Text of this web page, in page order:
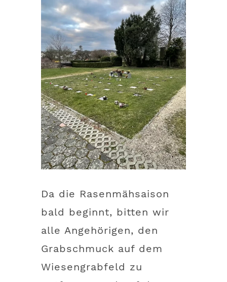
Da die Rasenmähsaison
bald beginnt, bitten wir
alle Angehörigen, den
Grabschmuck auf dem
Wiesengrabfeld zu